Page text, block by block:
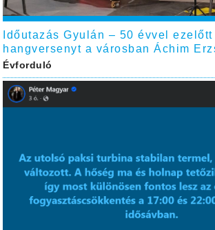
Időutazás Gyulán – 50 évvel
hangversenyt a városban Áchim
Évforduló